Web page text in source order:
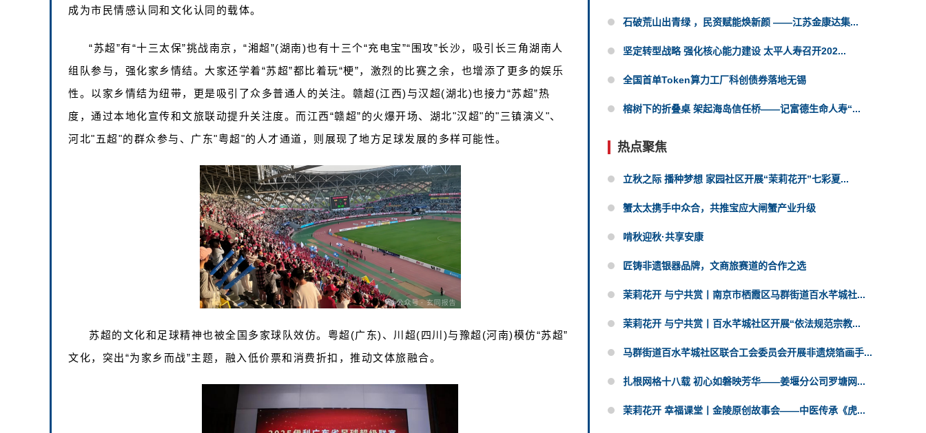
成为市民情感认同和文化认同的载体。
“苏超”有“十三太保”挑战南京，“湘超”(湖南)也有十三个“充电宝”“围攻”长沙，吸引长三角湖南人
组队参与，强化家乡情结。大家还学着“苏超”都比着玩“梗”，激烈的比赛之余，也增添了更多的娱乐
性。以家乡情结为纽带，更是吸引了众多普通人的关注。‌‌‌赣超(江西)与汉超(湖北)也‌接力“苏超”热
度，通过本地化宣传和文旅联动提升关注度。‌‌而江西“赣超”的火爆开场、湖北"汉超"的"三镇演义"、
河北"五超"的群众参与、广东"粤超"的人才通道，则展现了地方足球发展的多样可能性。
苏超的文化和足球精神也被全国多家球队效仿。‌粤超(广东)、川超(四川)与豫超(河南)‌模仿“苏超”
文化，突出“为家乡而战”主题，融入低价票和消费折扣，推动文体旅融合。‌‌
石破荒山出青绿 ，民资赋能焕新颜 ——江苏金康达集...
坚定转型战略 强化核心能力建设 太平人寿召开202...
全国首单Token算力工厂科创债券落地无锡
榕树下的折叠桌 架起海岛信任桥——记富德生命人寿“...
热点聚焦
立秋之际 播种梦想 家园社区开展“茉莉花开”七彩夏...
蟹太太携手中众合，共推宝应大闸蟹产业升级
啃秋迎秋·共享安康
匠铸非遗银器品牌，文商旅赛道的合作之选
茉莉花开 与宁共赏丨南京市栖霞区马群街道百水芊城社...
茉莉花开 与宁共赏丨百水芊城社区开展“依法规范宗教...
马群街道百水芊城社区联合工会委员会开展非遗烧箔画手...
扎根网格十八载 初心如磐映芳华——姜堰分公司罗塘网...
茉莉花开 幸福课堂丨金陵原创故事会——中医传承《虎...